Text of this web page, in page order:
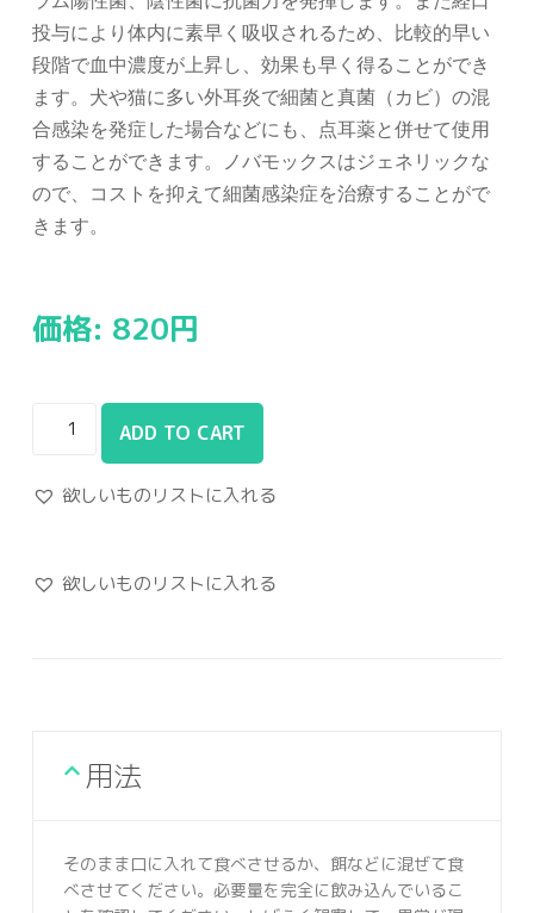
投与により体内に素早く吸収されるため、比較的早い
段階で血中濃度が上昇し、効果も早く得ることができ
ます。犬や猫に多い外耳炎で細菌と真菌（カビ）の混
合感染を発症した場合などにも、点耳薬と併せて使用
することができます。ノバモックスはジェネリックな
ので、コストを抑えて細菌感染症を治療することがで
きます。
価格: 820円
ADD TO CART
欲しいものリストに入れる
欲しいものリストに入れる
用法
そのまま口に入れて食べさせるか、餌などに混ぜて食
べさせてください。必要量を完全に飲み込んでいるこ